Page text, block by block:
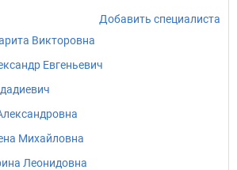
Добавить специалиста
Викторовна
Евгеньевич
Михайловна
Леонидовна